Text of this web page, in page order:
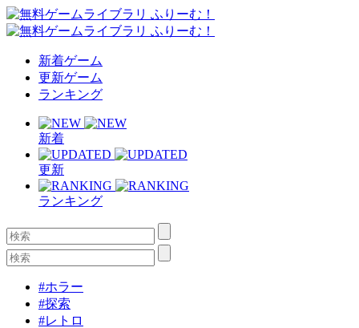
新着ゲーム
更新ゲーム
ランキング
新着
更新
ランキング
#ホラー
#探索
#レトロ